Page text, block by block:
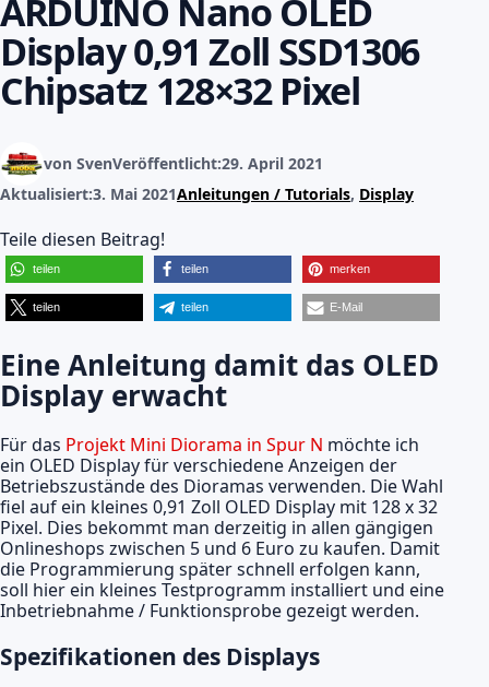
ARDUINO Nano OLED
Display 0,91 Zoll SSD1306
Chipsatz 128×32 Pixel
von SvenVeröffentlicht:29. April 2021
Aktualisiert:3. Mai 2021Anleitungen / Tutorials, Display
Teile diesen Beitrag!
teilen teilen merken
teilen teilen E-Mail
Eine Anleitung damit das OLED
Display erwacht
Für das Projekt Mini Diorama in Spur N möchte ich
ein OLED Display für verschiedene Anzeigen der
Betriebszustände des Dioramas verwenden. Die Wahl
fiel auf ein kleines 0,91 Zoll OLED Display mit 128 x 32
Pixel. Dies bekommt man derzeitig in allen gängigen
Onlineshops zwischen 5 und 6 Euro zu kaufen. Damit
die Programmierung später schnell erfolgen kann,
soll hier ein kleines Testprogramm installiert und eine
Inbetriebnahme / Funktionsprobe gezeigt werden.
Spezifikationen des Displays